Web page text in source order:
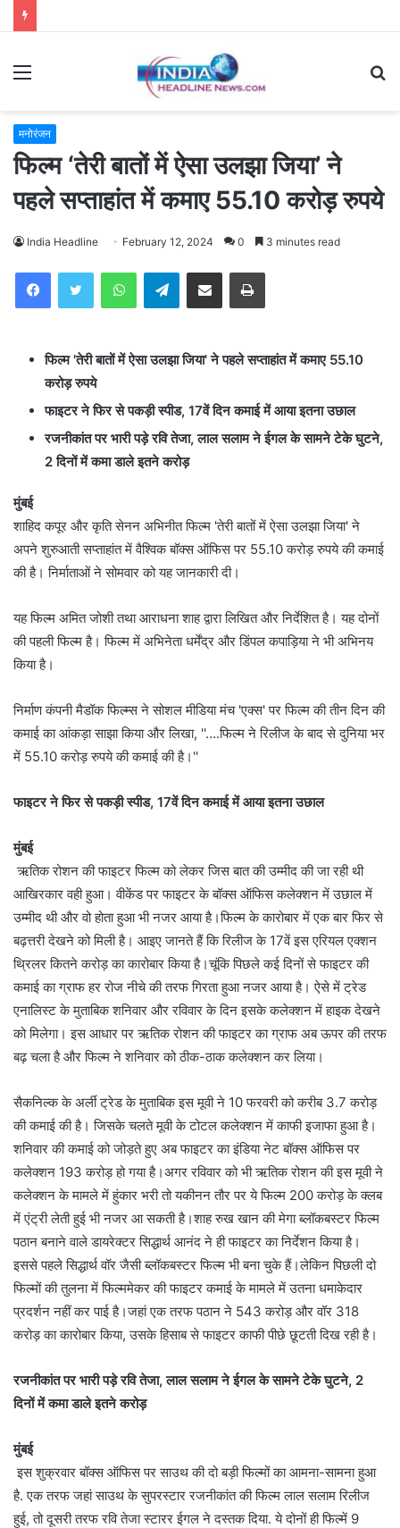
Menu
मनोरंजन
फिल्म ‘तेरी बातों में ऐसा उलझा जिया’ ने
पहले सप्ताहांत में कमाए 55.10 करोड़ रुपये
India Headline February 12, 2024 0 3 minutes read
WhatsAppTelegramShare via Email Print
फिल्म 'तेरी बातों में ऐसा उलझा जिया' ने पहले सप्ताहांत में कमाए 55.10
करोड़ रुपये
फाइटर ने फिर से पकड़ी स्पीड, 17वें दिन कमाई में आया इतना उछाल
रजनीकांत पर भारी पड़े रवि तेजा, लाल सलाम ने ईगल के सामने टेके घुटने,
2 दिनों में कमा डाले इतने करोड़
मुंबई
शाहिद कपूर और कृति सेनन अभिनीत फिल्म 'तेरी बातों में ऐसा उलझा जिया' ने
अपने शुरुआती सप्ताहांत में वैश्विक बॉक्स ऑफिस पर 55.10 करोड़ रुपये की कमाई
की है। निर्माताओं ने सोमवार को यह जानकारी दी।
यह फिल्म अमित जोशी तथा आराधना शाह द्वारा लिखित और निर्देशित है। यह दोनों
की पहली फिल्म है। फिल्म में अभिनेता धर्मेंद्र और डिंपल कपाड़िया ने भी अभिनय
किया है।
निर्माण कंपनी मैडॉक फिल्म्स ने सोशल मीडिया मंच 'एक्स' पर फिल्म की तीन दिन की
कमाई का आंकड़ा साझा किया और लिखा, ''….फिल्म ने रिलीज के बाद से दुनिया भर
में 55.10 करोड़ रुपये की कमाई की है।''
फाइटर ने फिर से पकड़ी स्पीड, 17वें दिन कमाई में आया इतना उछाल
मुंबई
ऋतिक रोशन की फाइटर फिल्म को लेकर जिस बात की उम्मीद की जा रही थी
आखिरकार वही हुआ। वीकेंड पर फाइटर के बॉक्स ऑफिस कलेक्शन में उछाल में
उम्मीद थी और वो होता हुआ भी नजर आया है।फिल्म के कारोबार में एक बार फिर से
बढ़त्तरी देखने को मिली है। आइए जानते हैं कि रिलीज के 17वें इस एरियल एक्शन
थ्रिलर कितने करोड़ का कारोबार किया है।चूंकि पिछले कई दिनों से फाइटर की
कमाई का ग्राफ हर रोज नीचे की तरफ गिरता हुआ नजर आया है। ऐसे में ट्रेड
एनालिस्ट के मुताबिक शनिवार और रविवार के दिन इसके कलेक्शन में हाइक देखने
को मिलेगा। इस आधार पर ऋतिक रोशन की फाइटर का ग्राफ अब ऊपर की तरफ
बढ़ चला है और फिल्म ने शनिवार को ठीक-ठाक कलेक्शन कर लिया।
सैकनिल्क के अर्ली ट्रेड के मुताबिक इस मूवी ने 10 फरवरी को करीब 3.7 करोड़
की कमाई की है। जिसके चलते मूवी के टोटल कलेक्शन में काफी इजाफा हुआ है।
शनिवार की कमाई को जोड़ते हुए अब फाइटर का इंडिया नेट बॉक्स ऑफिस पर
कलेक्शन 193 करोड़ हो गया है।अगर रविवार को भी ऋतिक रोशन की इस मूवी ने
कलेक्शन के मामले में हुंकार भरी तो यकीनन तौर पर ये फिल्म 200 करोड़ के क्लब
में एंट्री लेती हुई भी नजर आ सकती है।शाह रुख खान की मेगा ब्लॉकबस्टर फिल्म
पठान बनाने वाले डायरेक्टर सिद्धार्थ आनंद ने ही फाइटर का निर्देशन किया है।
इससे पहले सिद्धार्थ वॉर जैसी ब्लॉकबस्टर फिल्म भी बना चुके हैं।लेकिन पिछली दो
फिल्मों की तुलना में फिल्ममेकर की फाइटर कमाई के मामले में उतना धमाकेदार
प्रदर्शन नहीं कर पाई है।जहां एक तरफ पठान ने 543 करोड़ और वॉर 318
करोड़ का कारोबार किया, उसके हिसाब से फाइटर काफी पीछे छूटती दिख रही है।
रजनीकांत पर भारी पड़े रवि तेजा, लाल सलाम ने ईगल के सामने टेके घुटने, 2
दिनों में कमा डाले इतने करोड़
मुंबई
इस शुक्रवार बॉक्स ऑफिस पर साउथ की दो बड़ी फिल्मों का आमना-सामना हुआ
है. एक तरफ जहां साउथ के सुपरस्टार रजनीकांत की फिल्म लाल सलाम रिलीज
हुई, तो दूसरी तरफ रवि तेजा स्टारर ईगल ने दस्तक दिया. ये दोनों ही फिल्में 9